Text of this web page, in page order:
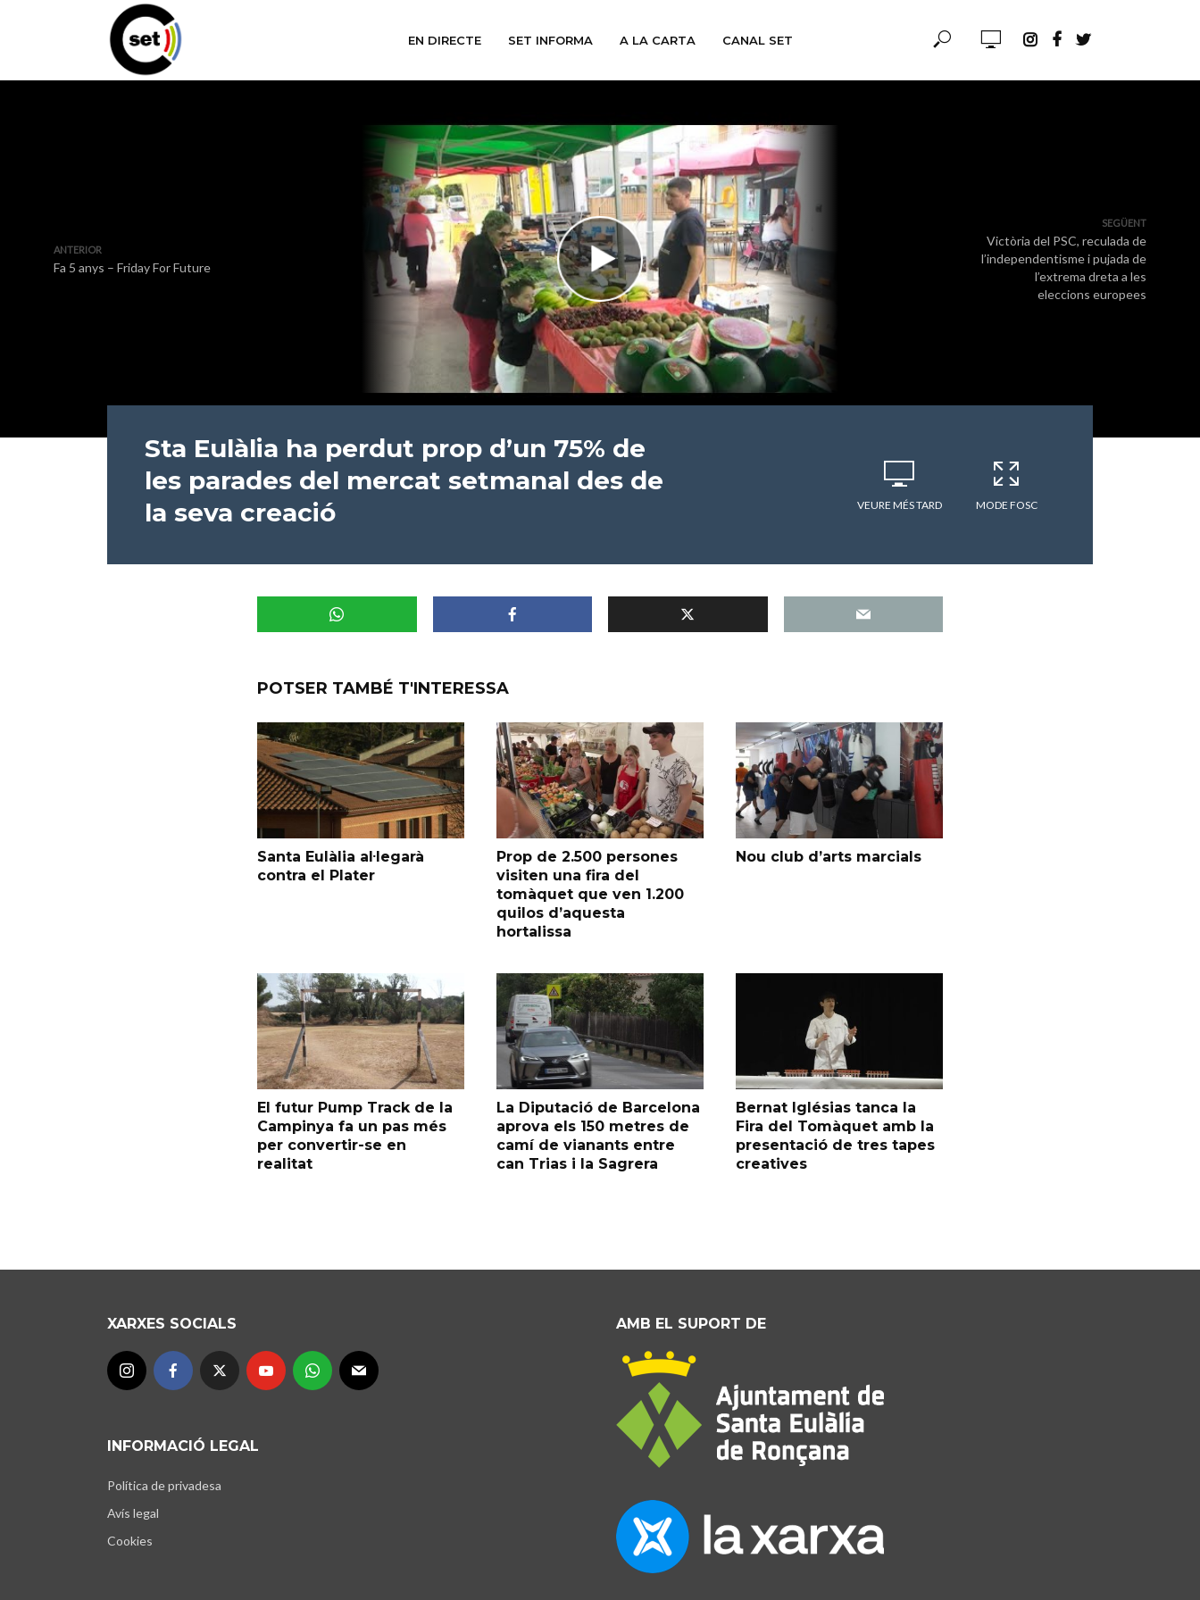
EN DIRECTE SET INFORMA A LA CARTA CANAL SET
ANTERIOR
Fa 5 anys – Friday For Future
SEGÜENT
Victòria del PSC, reculada de
l’independentisme i pujada de
l’extrema dreta a les
eleccions europees
Sta Eulàlia ha perdut prop d’un 75% de
les parades del mercat setmanal des de
la seva creació
VEURE MÉS TARD MODE FOSC
POTSER TAMBÉ T'INTERESSA
Santa Eulàlia al·legarà
contra el Plater
Prop de 2.500 persones
visiten una fira del
tomàquet que ven 1.200
quilos d’aquesta
hortalissa
Nou club d’arts marcials
El futur Pump Track de la
Campinya fa un pas més
per convertir-se en
realitat
La Diputació de Barcelona
aprova els 150 metres de
camí de vianants entre
can Trias i la Sagrera
Bernat Iglésias tanca la
Fira del Tomàquet amb la
presentació de tres tapes
creatives
XARXES SOCIALS
INFORMACIÓ LEGAL
Política de privadesa
Avís legal
Cookies
AMB EL SUPORT DE